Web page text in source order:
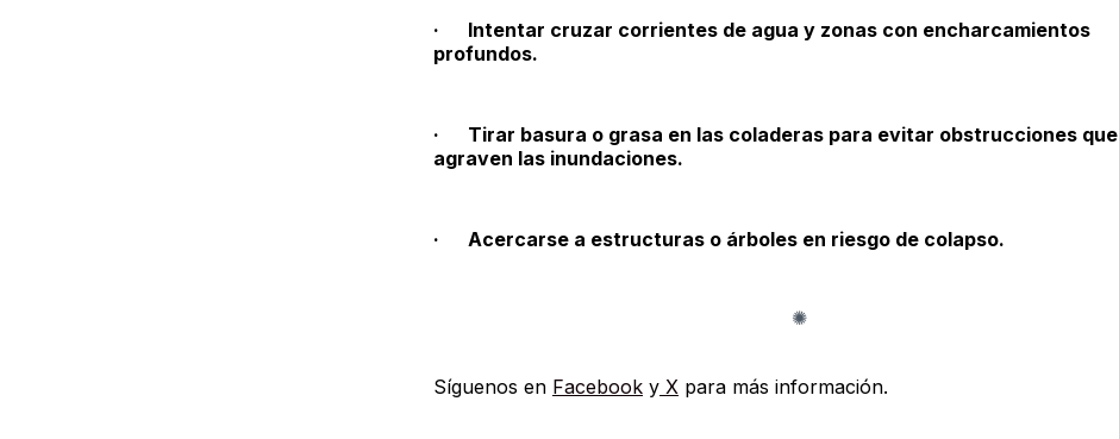
· Intentar cruzar corrientes de agua y zonas con encharcamientos
profundos.
· Tirar basura o grasa en las coladeras para evitar obstrucciones que
agraven las inundaciones.
· Acercarse a estructuras o árboles en riesgo de colapso.
Síguenos en FacebookyX para más información.